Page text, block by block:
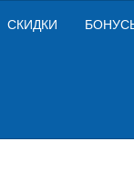
СКИДКИ